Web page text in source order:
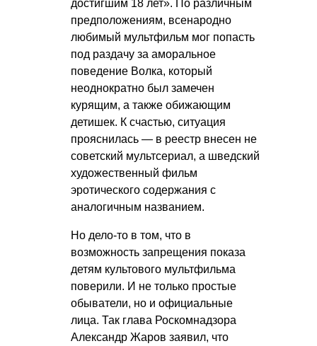
достигшим 18 лет». По различным
предположениям, всенародно
любимый мультфильм мог попасть
под раздачу за аморальное
поведение Волка, который
неоднократно был замечен
курящим, а также обижающим
детишек. К счастью, ситуация
прояснилась — в реестр внесен не
советский мультсериал, а шведский
художественный фильм
эротического содержания с
аналогичным названием.
Но дело-то в том, что в
возможность запрещения показа
детям культового мультфильма
поверили. И не только простые
обыватели, но и официальные
лица. Так глава Роскомнадзора
Александр Жаров заявил, что